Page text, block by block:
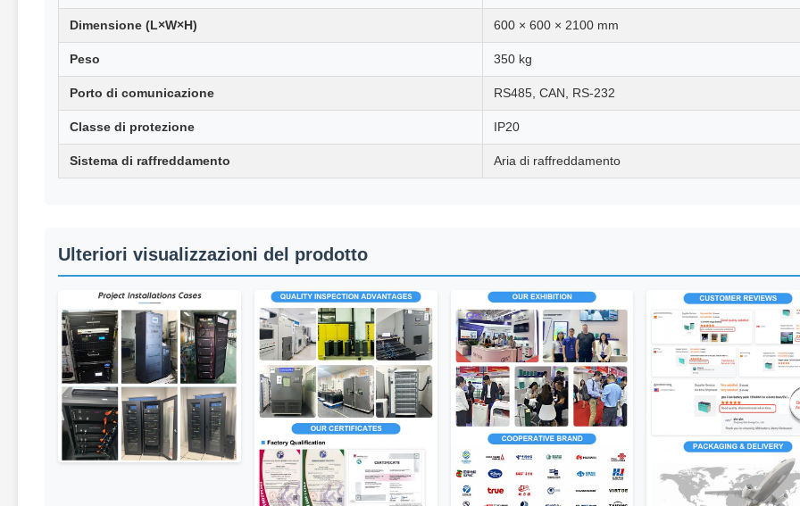
Dimensione (L×W×H) 600 × 600 × 2100 mm
Peso 350 kg
Porto di comunicazione RS485, CAN, RS-232
Classe di protezione IP20
Sistema di raffreddamento Aria di raffreddamento
Ulteriori visualizzazioni del prodotto